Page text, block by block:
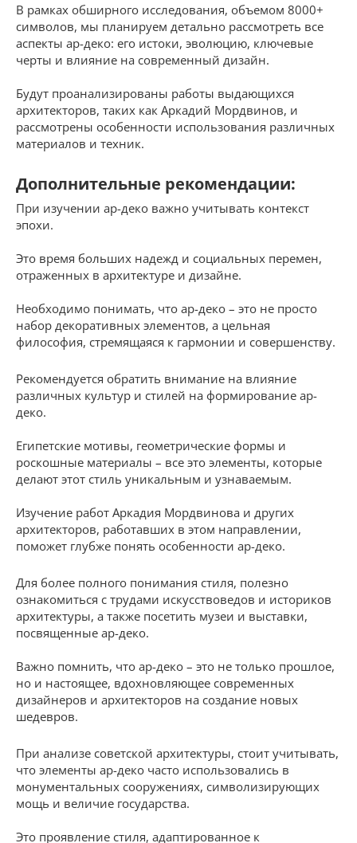
В рамках обширного исследования, объемом 8000+
символов, мы планируем детально рассмотреть все
аспекты ар-деко: его истоки, эволюцию, ключевые
черты и влияние на современный дизайн.
Будут проанализированы работы выдающихся
архитекторов, таких как Аркадий Мордвинов, и
рассмотрены особенности использования различных
материалов и техник.
Дополнительные рекомендации:
При изучении ар-деко важно учитывать контекст
эпохи.
Это время больших надежд и социальных перемен,
отраженных в архитектуре и дизайне.
Необходимо понимать, что ар-деко – это не просто
набор декоративных элементов, а цельная
философия, стремящаяся к гармонии и совершенству.
Рекомендуется обратить внимание на влияние
различных культур и стилей на формирование ар-
деко.
Египетские мотивы, геометрические формы и
роскошные материалы – все это элементы, которые
делают этот стиль уникальным и узнаваемым.
Изучение работ Аркадия Мордвинова и других
архитекторов, работавших в этом направлении,
поможет глубже понять особенности ар-деко.
Для более полного понимания стиля, полезно
ознакомиться с трудами искусствоведов и историков
архитектуры, а также посетить музеи и выставки,
посвященные ар-деко.
Важно помнить, что ар-деко – это не только прошлое,
но и настоящее, вдохновляющее современных
дизайнеров и архитекторов на создание новых
шедевров.
При анализе советской архитектуры, стоит учитывать,
что элементы ар-деко часто использовались в
монументальных сооружениях, символизирующих
мощь и величие государства.
Это проявление стиля, адаптированное к